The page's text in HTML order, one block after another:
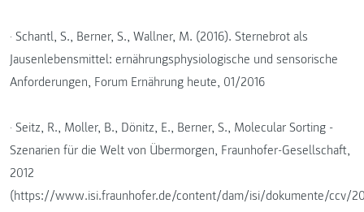
· Schantl, S., Berner, S., Wallner, M. (2016). Sternebrot als
Jausenlebensmittel: ernährungsphysiologische und sensorische
Anforderungen, Forum Ernährung heute, 01/2016
· Seitz, R., Moller, B., Dönitz, E., Berner, S., Molecular Sorting -
Szenarien für die Welt von Übermorgen, Fraunhofer-Gesellschaft,
2012
(https://www.isi.fraunhofer.de/content/dam/isi/dokumente/ccv/